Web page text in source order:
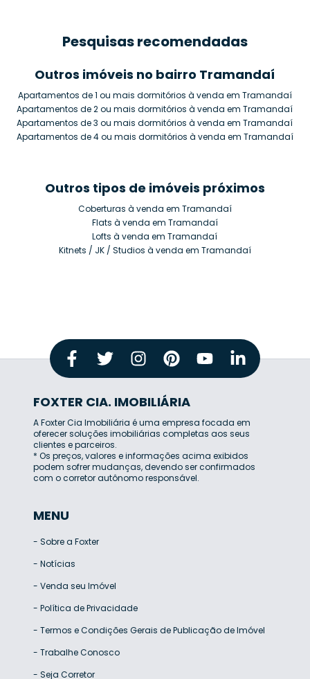
Pesquisas recomendadas
Outros imóveis no bairro Tramandaí
Apartamentos de 1 ou mais dormitórios à venda em Tramandaí
Apartamentos de 2 ou mais dormitórios à venda em Tramandaí
Apartamentos de 3 ou mais dormitórios à venda em Tramandaí
Apartamentos de 4 ou mais dormitórios à venda em Tramandaí
Outros tipos de imóveis próximos
Coberturas à venda em Tramandaí
Flats à venda em Tramandaí
Lofts à venda em Tramandaí
Kitnets / JK / Studios à venda em Tramandaí
FOXTER CIA. IMOBILIÁRIA
A Foxter Cia Imobiliária é uma empresa focada em
oferecer soluções imobiliárias completas aos seus
clientes e parceiros.
* Os preços, valores e informações acima exibidos
podem sofrer mudanças, devendo ser confirmados
com o corretor autônomo responsável.
MENU
- Sobre a Foxter
- Notícias
- Venda seu Imóvel
- Política de Privacidade
- Termos e Condições Gerais de Publicação de Imóvel
- Trabalhe Conosco
- Seja Corretor